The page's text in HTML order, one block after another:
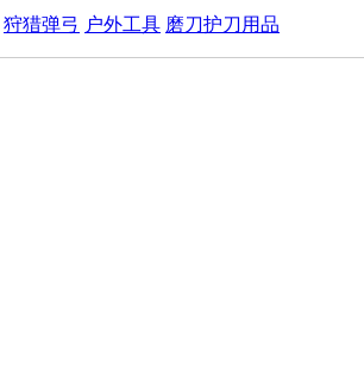
狩猎弹弓 户外工具 磨刀护刀用品